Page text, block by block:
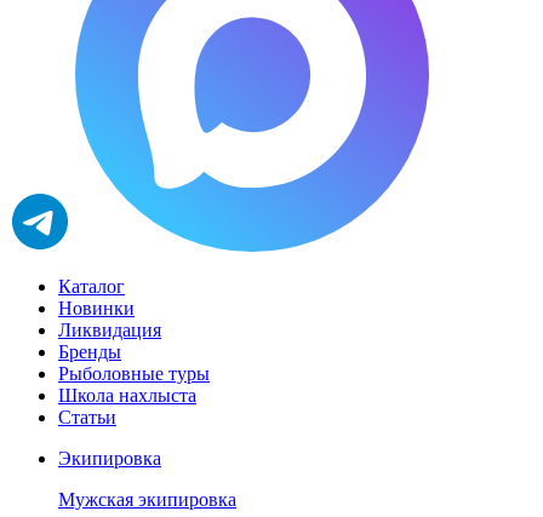
Каталог
Новинки
Ликвидация
Бренды
Рыболовные туры
Школа нахлыста
Статьи
Экипировка
Мужская экипировка